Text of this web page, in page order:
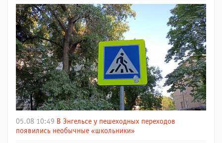
05.08 10:49 В Энгельсе у пешеходных переходов
появились необычные «школьники»